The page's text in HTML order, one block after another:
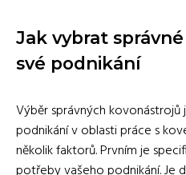
Jak vybrat
své podnikání
Výběr správných
podnikání v oblasti práce s
několik faktorů. Prvním je